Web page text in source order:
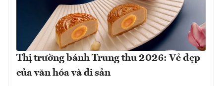
Thị trường bánh Trung thu 2026: Vẻ đẹp
của văn hóa và di sản